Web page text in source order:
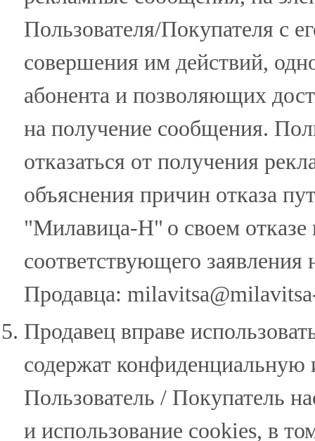
Пользователя/Покупателя с
совершения им действий,
абонента и позволяющих
на получение сообщения.
отказаться от получения
объяснения причин отказа
"Милавица-Н" о своем
соответствующего заявления
Продавца:
Продавец вправе
содержат
Пользователь / Покупатель
и использование cookies, в